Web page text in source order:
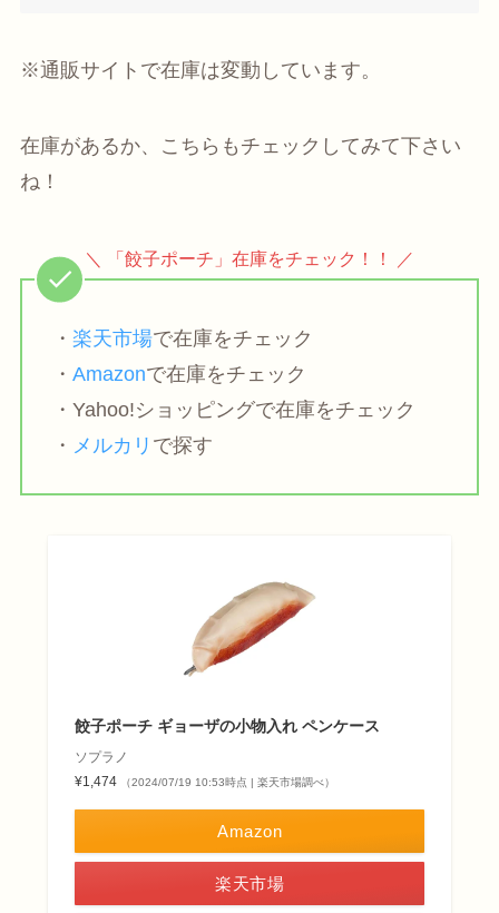
※通販サイトで在庫は変動しています。
在庫があるか、こちらもチェックしてみて下さい
ね！
＼ 「餃子ポーチ」在庫をチェック！！ ／
・ 楽天市場で在庫をチェック
・ Amazonで在庫をチェック
・Yahoo!ショッピングで在庫をチェック
・ メルカリ で探す
餃子ポーチ ギョーザの小物入れ ペンケース
ソプラノ
¥1,474
（2024/07/19 10:53時点 | 楽天市場調べ）
Amazon
楽天市場